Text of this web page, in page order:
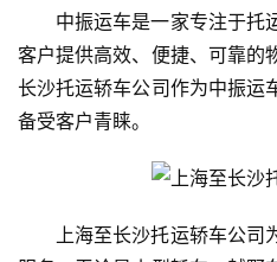
中振运车是一家专注于托
客户提供高效、便捷、可靠的
长沙托运轿车公司作为中振运
备受客户青睐。
上海至长沙托运轿车公司